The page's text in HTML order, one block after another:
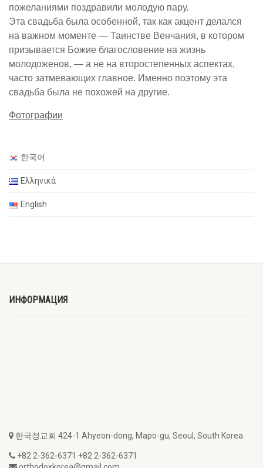
пожеланиями поздравили молодую пару.
Эта свадьба была особенной, так как акцент делался
на важном моменте — Таинстве Венчания, в котором
призывается Божие благословение на жизнь
молодоженов, — а не на второстепенных аспектах,
часто затмевающих главное. Именно поэтому эта
свадьба была не похожей на другие.
Фотографии
한국어
Ελληνικά
English
ИНФОРМАЦИЯ
한국정교회 424-1 Ahyeon-dong, Mapo-gu, Seoul, South Korea
+82 2-362-6371 +82 2-362-6371